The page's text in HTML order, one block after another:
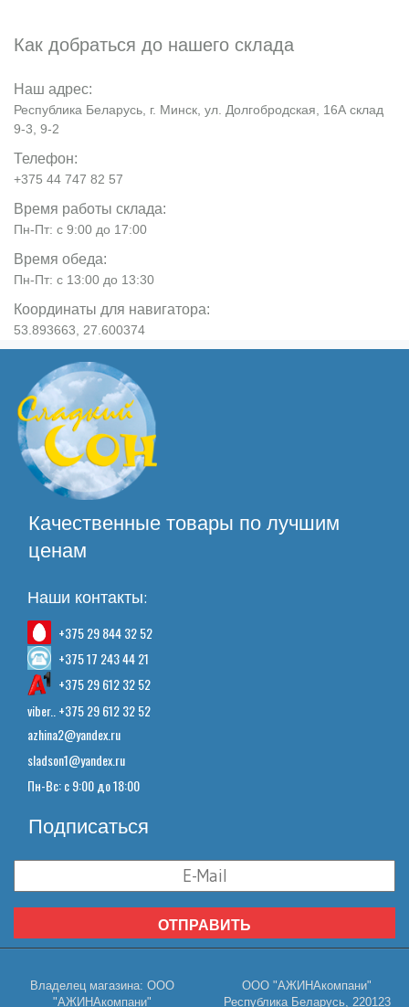
Как добраться до нашего склада
Наш адрес:
Республика Беларусь, г. Минск, ул. Долгобродская, 16А склад
9-3, 9-2
Телефон:
+375 44 747 82 57
Время работы склада:
Пн-Пт: с 9:00 до 17:00
Время обеда:
Пн-Пт: с 13:00 до 13:30
Координаты для навигатора:
53.893663, 27.600374
Качественные товары по лучшим
ценам
Наши контакты:
+375 29 844 32 52
+375 17 243 44 21
+375 29 612 32 52
viber.. +375 29 612 32 52
azhina2@yandex.ru
sladson1@yandex.ru
Пн-Вс: с 9:00 до 18:00
Подписаться
ОТПРАВИТЬ
Владелец магазина: ООО
"АЖИНАкомпани"
ООО "АЖИНАкомпани"
Республика Беларусь, 220123